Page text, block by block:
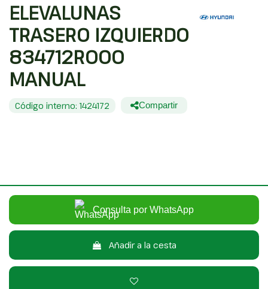
ELEVALUNAS
TRASERO IZQUIERDO
834712R000
MANUAL
Código interno: 1424172 Compartir
Consulta por WhatsApp
Añadir a la cesta